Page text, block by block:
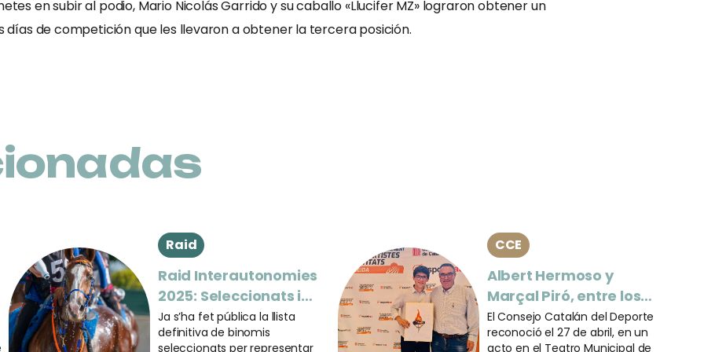
en subir al podio, Mario Nicolás Garrido y su caballo «Llucifer MZ» lograron obtener un
de competición que les llevaron a obtener la tercera posición.
Raid
Raid Interautonomies
2025: Seleccionats i
detalls de la
competició
Ja s’ha fet pública la llista
definitiva de binomis
seleccionats per representar
CCE
Albert Hermoso y
Marçal Piró, entre los
atletas premiados por
la Generalitat
El Consejo Catalán del Deporte
reconoció el 27 de abril, en un
acto en el Teatro Municipal de